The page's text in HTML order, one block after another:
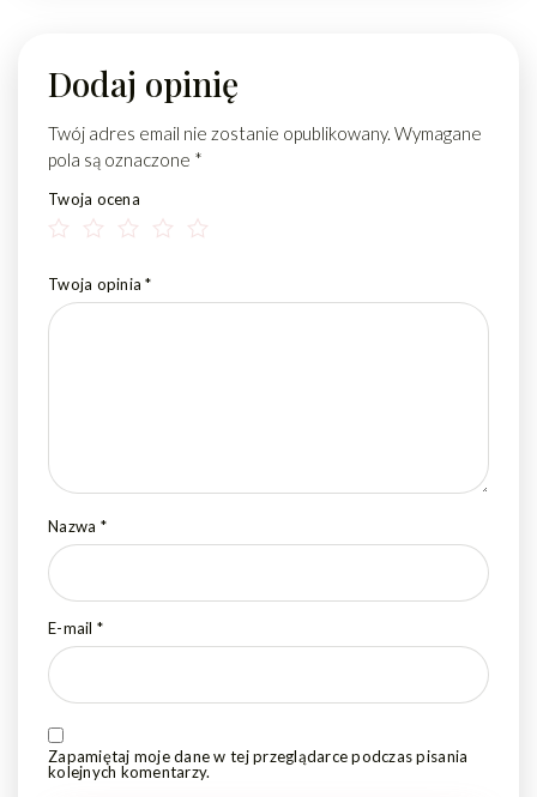
Dodaj opinię
Twój adres email nie zostanie opublikowany. Wymagane
pola są oznaczone *
Twoja ocena
Twoja opinia*
Nazwa *
E-mail *
Zapamiętaj moje dane w tej przeglądarce podczas pisania
kolejnych komentarzy.